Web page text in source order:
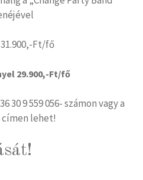
Ft/fő
29.900,-Ft/fő
30 9 559 056- számon vagy a
lehet!